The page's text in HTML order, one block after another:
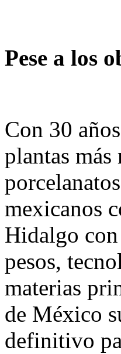
Pese a los
Con 30
plantas
mexicanos
Hidalgo
pesos,
materias
de México
definitivo